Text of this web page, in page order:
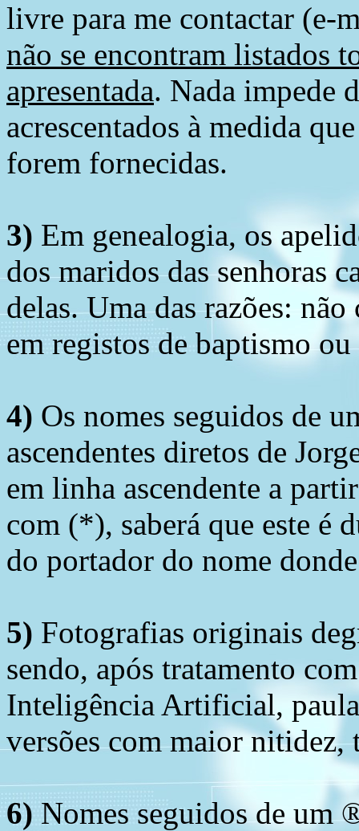
livre para me contactar (e-
não se encontram listados
apresentada. Nada impede
acrescentados à medida
forem fornecidas.
3) Em genealogia, os
dos maridos das senhoras
delas. Uma das razões:
em registos de baptismo
4) Os nomes seguidos de
ascendentes diretos de
em linha ascendente a
com (*), saberá que este é
do portador do nome
5) Fotografias originais
sendo, após tratamento
Inteligência Artificial,
versões com maior nitidez,
6) Nomes seguidos de um